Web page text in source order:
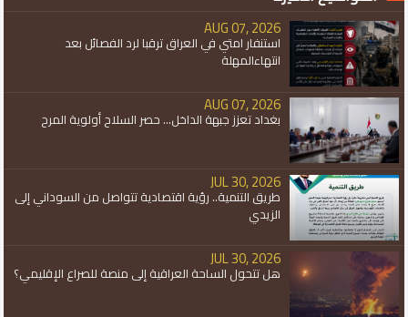
AUG 07, 2026
استنفار امتي في العراق ترقبا لرد الفصائل بعد
انتهاءالمهلة
AUG 07, 2026
بغداد تعزز جبهة الداخل... حصر السلاح أولوية المرح
JUL 30, 2026
طريق التنمية.. رؤية اقتصادية تتواصل من السوداني إلى
الزيدي
JUL 30, 2026
هل تتحول الساحة العراقية إلى منصة للصراع الإقليمي؟